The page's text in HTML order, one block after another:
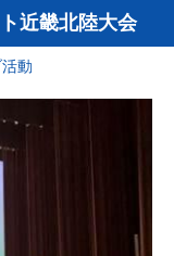
近畿北陸大会
動